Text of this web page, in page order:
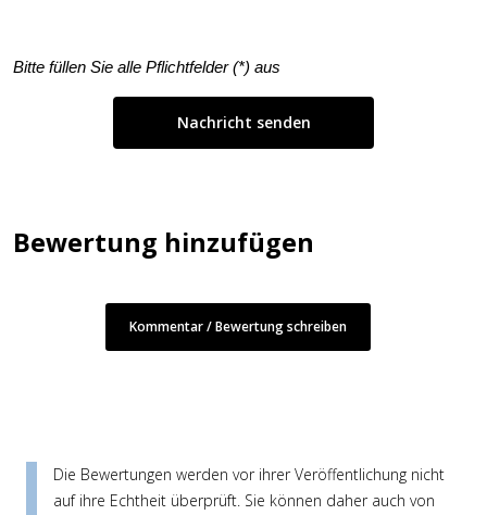
Bitte füllen Sie alle Pflichtfelder (*) aus
Bewertung hinzufügen
Kommentar / Bewertung schreiben
Die Bewertungen werden vor ihrer Veröffentlichung nicht
auf ihre Echtheit überprüft. Sie können daher auch von